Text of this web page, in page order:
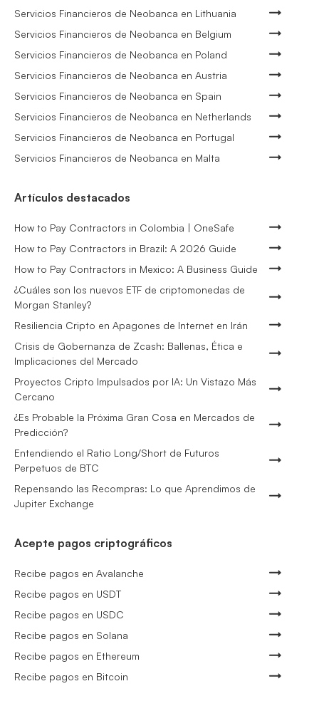
Servicios Financieros de Neobanca en Lithuania
Servicios Financieros de Neobanca en Belgium
Servicios Financieros de Neobanca en Poland
Servicios Financieros de Neobanca en Austria
Servicios Financieros de Neobanca en Spain
Servicios Financieros de Neobanca en Netherlands
Servicios Financieros de Neobanca en Portugal
Servicios Financieros de Neobanca en Malta
Artículos destacados
How to Pay Contractors in Colombia | OneSafe
How to Pay Contractors in Brazil: A 2026 Guide
How to Pay Contractors in Mexico: A Business Guide
¿Cuáles son los nuevos ETF de criptomonedas de
Morgan Stanley?
Resiliencia Cripto en Apagones de Internet en Irán
Crisis de Gobernanza de Zcash: Ballenas, Ética e
Implicaciones del Mercado
Proyectos Cripto Impulsados por IA: Un Vistazo Más
Cercano
¿Es Probable la Próxima Gran Cosa en Mercados de
Predicción?
Entendiendo el Ratio Long/Short de Futuros
Perpetuos de BTC
Repensando las Recompras: Lo que Aprendimos de
Jupiter Exchange
Acepte pagos criptográficos
Recibe pagos en Avalanche
Recibe pagos en USDT
Recibe pagos en USDC
Recibe pagos en Solana
Recibe pagos en Ethereum
Recibe pagos en Bitcoin